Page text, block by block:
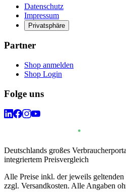
Datenschutz
Impressum
Privatsphäre
Partner
Shop anmelden
Shop Login
Folge uns
Deutschlands großes
integriertem Preisvergleich
Alle Preise inkl. der jeweils
zzgl. Versandkosten. Alle Angaben